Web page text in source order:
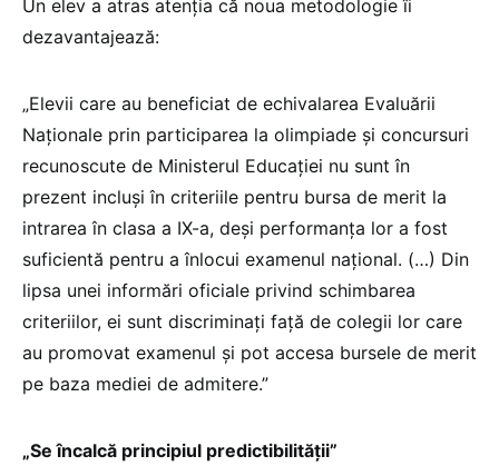
Un elev a atras atenția că noua metodologie îi
dezavantajează:
„Elevii care au beneficiat de echivalarea Evaluării
Naționale prin participarea la olimpiade și concursuri
recunoscute de Ministerul Educației nu sunt în
prezent incluși în criteriile pentru bursa de merit la
intrarea în clasa a IX-a, deși performanța lor a fost
suficientă pentru a înlocui examenul național. (…) Din
lipsa unei informări oficiale privind schimbarea
criteriilor, ei sunt discriminați față de colegii lor care
au promovat examenul și pot accesa bursele de merit
pe baza mediei de admitere.”
„Se încalcă principiul predictibilității”